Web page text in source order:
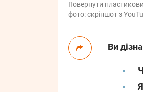
Повернути
фото: скріншот з
Ви